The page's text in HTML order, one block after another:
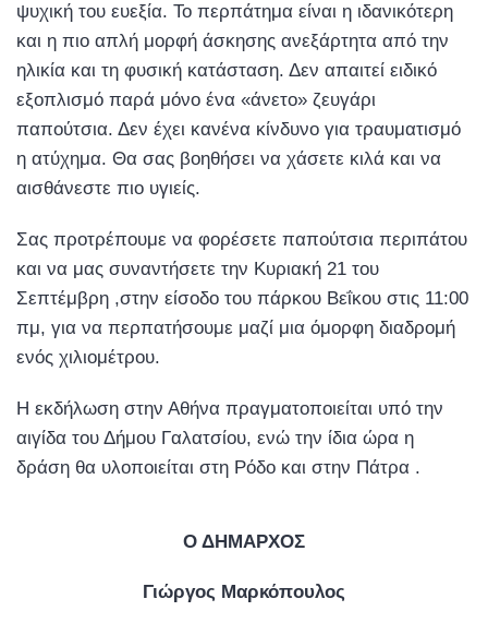
ψυχική του ευεξία. Το περπάτημα είναι η ιδανικότερη
και η πιο απλή μορφή άσκησης ανεξάρτητα από την
ηλικία και τη φυσική κατάσταση. Δεν απαιτεί ειδικό
εξοπλισμό παρά μόνο ένα «άνετο» ζευγάρι
παπούτσια. Δεν έχει κανένα κίνδυνο για τραυματισμό
η ατύχημα. Θα σας βοηθήσει να χάσετε κιλά και να
αισθάνεστε πιο υγιείς.
Σας προτρέπουμε να φορέσετε παπούτσια περιπάτου
και να μας συναντήσετε την Κυριακή 21 του
Σεπτέμβρη ,στην είσοδο του πάρκου Βεΐκου στις 11:00
πμ, για να περπατήσουμε μαζί μια όμορφη διαδρομή
ενός χιλιομέτρου.
Η εκδήλωση στην Αθήνα πραγματοποιείται υπό την
αιγίδα του Δήμου Γαλατσίου, ενώ την ίδια ώρα η
δράση θα υλοποιείται στη Ρόδο και στην Πάτρα .
Ο ΔΗΜΑΡΧΟΣ
Γιώργος Μαρκόπουλος